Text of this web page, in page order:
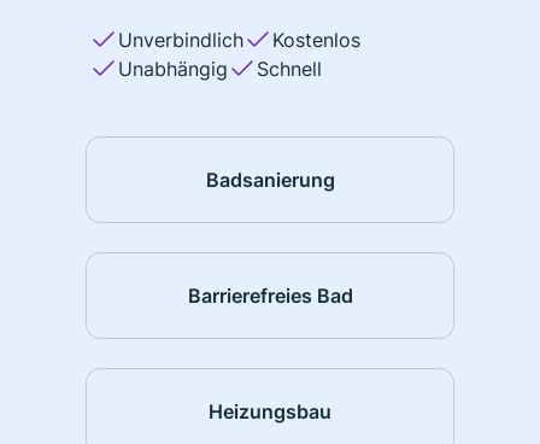
Unverbindlich
Kostenlos
Unabhängig
Schnell
Badsanierung
Barrierefreies Bad
Heizungsbau